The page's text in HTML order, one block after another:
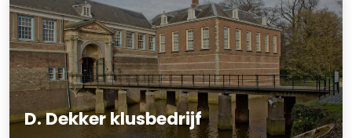
D. Dekker klusbedrijf